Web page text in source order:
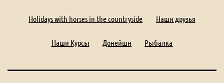
Holidays with horses in the countryside Наши друзья
Наши Курсы Донейшн Рыбалка